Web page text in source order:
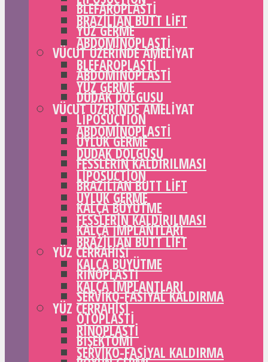
BLEFAROPLASTI
YÜZ GERME
VÜCUT ÜZERINDE AMELIYAT
ABDOMINOPLASTI
DUDAK DOLGUSU
LIPOSUCTION
UYLUK GERME
FESSLERIN KALDIRILMASI
BRAZILIAN BUTT LIFT
KALÇA BÜYÜTME
KALÇA IMPLANTLARI
YÜZ CERRAHISI
RINOPLASTI
SERVIKO-FASIYAL KALDIRMA
OTOPLASTI
BIŞEKTOMI
BRAZILIAN BUTT LIFT
ABDOMINOPLASTI
BLEFAROPLASTI
YÜZ GERME
VÜCUT ÜZERINDE AMELIYAT
ABDOMINOPLASTI
DUDAK DOLGUSU
LIPOSUCTION
UYLUK GERME
FESSLERIN KALDIRILMASI
BRAZILIAN BUTT LIFT
KALÇA BÜYÜTME
KALÇA IMPLANTLARI
YÜZ CERRAHISI
RINOPLASTI
SERVIKO-FASIYAL KALDIRMA